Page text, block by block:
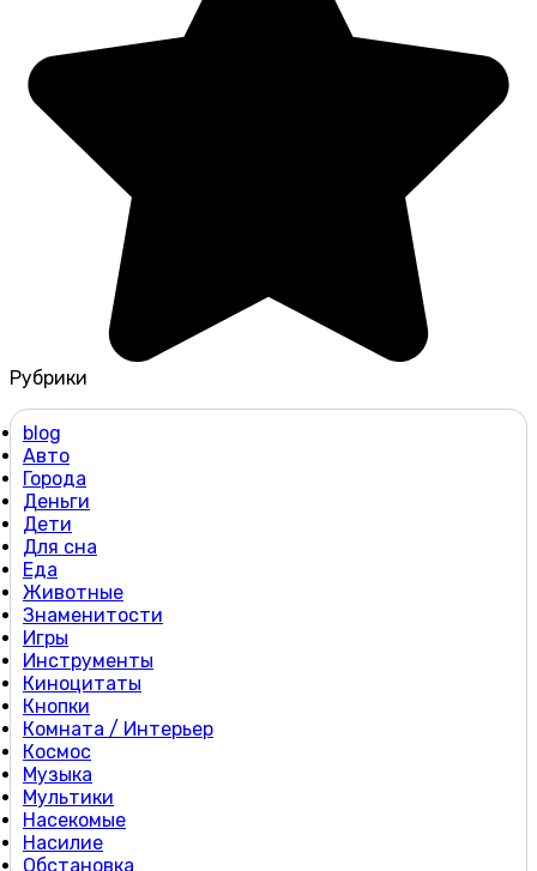
Рубрики
blog
Авто
Города
Деньги
Дети
Для сна
Еда
Животные
Знаменитости
Игры
Инструменты
Киноцитаты
Кнопки
Комната / Интерьер
Космос
Музыка
Мультики
Насекомые
Насилие
Обстановка